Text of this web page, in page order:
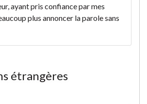
ayant pris confiancepar mes
plus annoncer la parole sans
étrangères